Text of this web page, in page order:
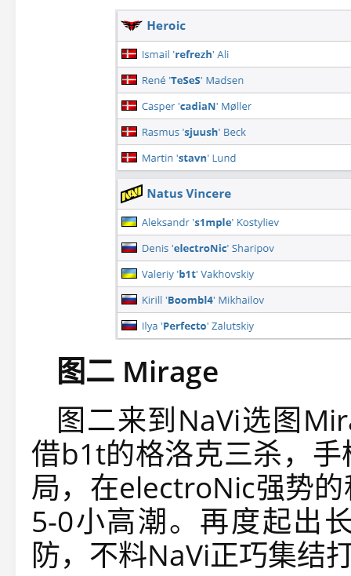
图二 Mirage
图二来到NaVi选图
借b1t的格洛克三杀，
局，在electroNic强势
5-0小高潮。再度起出
防，不料NaVi正巧集结